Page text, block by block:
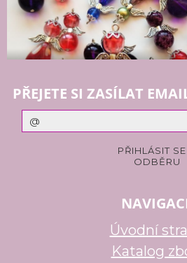
PŘEJETE SI ZASÍLAT
Úvodní
Katalog